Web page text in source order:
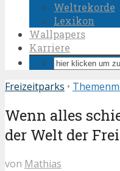
Weltrekorde
Lexikon
Wallpapers
Karriere
Freizeitparks •
Wenn alles
der Welt der
von Mathias